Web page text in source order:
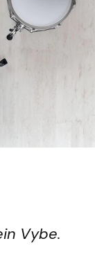
Vybe.